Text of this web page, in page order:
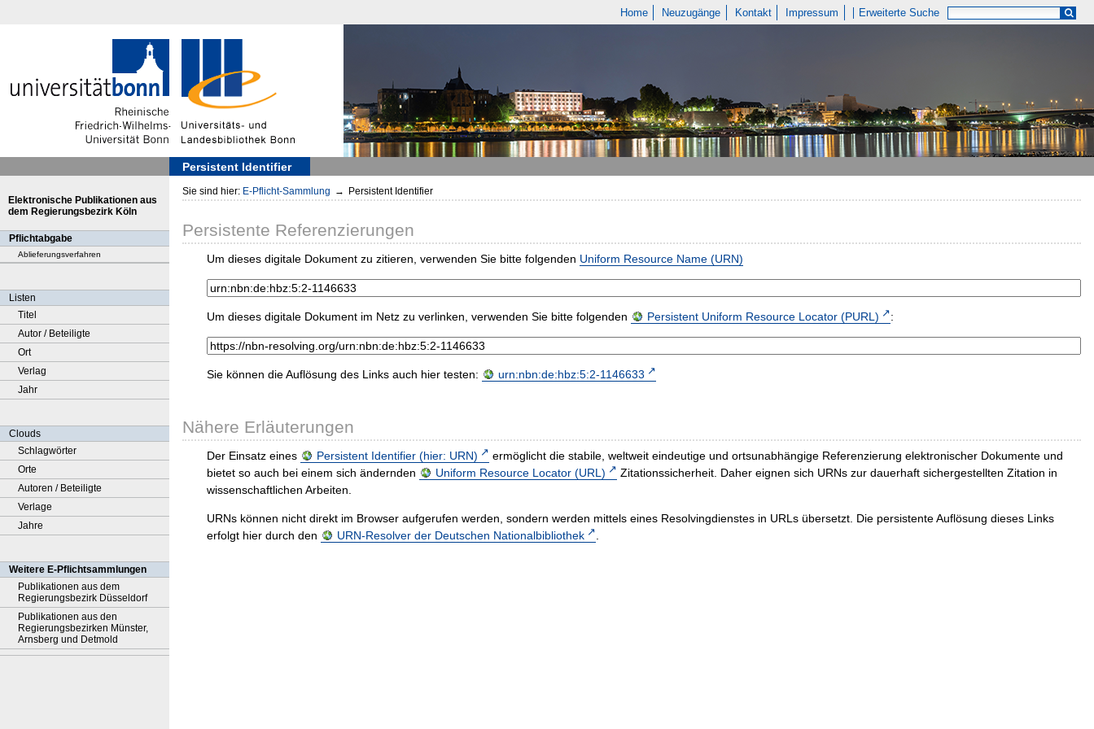
Home Neuzugänge Kontakt Impressum Erweiterte Suche
Persistent Identifier
Elektronische Publikationen aus
dem Regierungsbezirk Köln
Pflichtabgabe
Ablieferungsverfahren
Listen
Titel
Autor / Beteiligte
Ort
Verlag
Jahr
Clouds
Schlagwörter
Orte
Autoren / Beteiligte
Verlage
Jahre
Weitere E-Pflichtsammlungen
Publikationen aus dem
Regierungsbezirk Düsseldorf
Publikationen aus den
Regierungsbezirken Münster,
Arnsberg und Detmold
Sie sind hier: E-Pflicht-Sammlung → Persistent Identifier
Persistente Referenzierungen
Um dieses digitale Dokument zu zitieren, verwenden Sie bitte folgenden Uniform Resource Name (URN)
Um dieses digitale Dokument im Netz zu verlinken, verwenden Sie bitte folgenden Persistent Uniform Resource Locator (PURL) :
Sie können die Auflösung des Links auch hier testen: urn:nbn:de:hbz:5:2-1146633
Nähere Erläuterungen
Der Einsatz eines Persistent Identifier (hier: URN)
ermöglicht die stabile, weltweit eindeutige und ortsunabhängige Referenzierung elektronischer Dokumente und
bietet so auch bei einem sich ändernden
Uniform Resource Locator (URL)
Zitationssicherheit. Daher eignen sich URNs zur dauerhaft sichergestellten Zitation in
wissenschaftlichen Arbeiten.
URNs können nicht direkt im Browser aufgerufen werden, sondern werden mittels eines Resolvingdienstes in URLs übersetzt. Die persistente Auflösung dieses Links
erfolgt hier durch den
URN-Resolver der Deutschen Nationalbibliothek .